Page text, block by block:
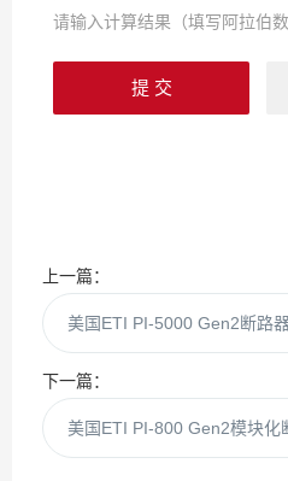
请输入计算结果（填写阿拉伯
上一篇：
美国ETI PI-5000 Gen2断路
下一篇：
美国ETI PI-800 Gen2模块化